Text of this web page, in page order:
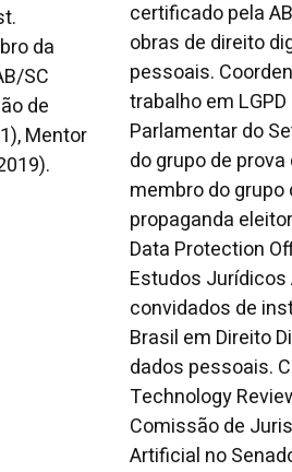
da
SC
de
Mentor
certificado pela
obras de direito
pessoais.
trabalho em
Parlamentar do
do grupo de
membro do
propaganda
Data Protection
Estudos
convidados de
Brasil em Direito
dados pessoais.
Technology
Comissão de
Artificial no